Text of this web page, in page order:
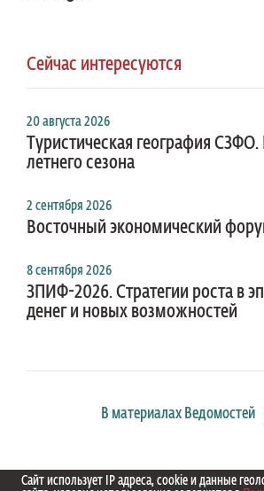
Сейчас интересуются
20 августа 2026
Туристическая география
летнего сезона
2 сентября 2026
Восточный экономический
8 сентября 2026
ЗПИФ-2026. Стратегии роста в
денег и новых возможностей
В материалах Ведомостей
Сайт использует IP адреса, cookie и данные